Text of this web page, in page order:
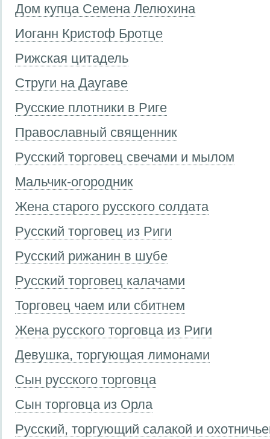
Дом купца Семена Лелюхина
Иоганн Кристоф Бротце
Рижская цитадель
Струги на Даугаве
Русские плотники в Риге
Православный священник
Русский торговец свечами и мылом
Мальчик-огородник
Жена старого русского солдата
Русский торговец из Риги
Русский рижанин в шубе
Русский торговец калачами
Торговец чаем или сбитнем
Жена русского торговца из Риги
Девушка, торгующая лимонами
Сын русского торговца
Сын торговца из Орла
Русский, торгующий салакой и